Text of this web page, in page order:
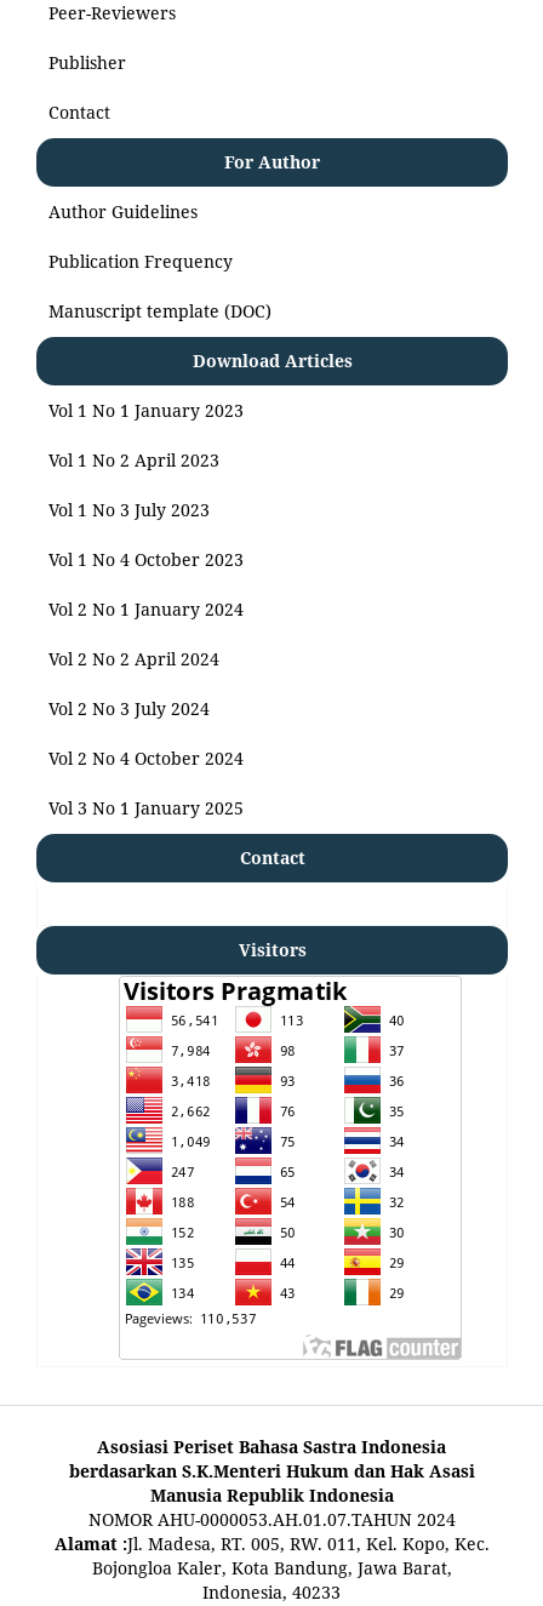
Peer-Reviewers
Publisher
Contact
For Author
Author Guidelines
Publication Frequency
Manuscript template (DOC)
Download Articles
Vol 1 No 1 January 2023
Vol 1 No 2 April 2023
Vol 1 No 3 July 2023
Vol 1 No 4 October 2023
Vol 2 No 1 January 2024
Vol 2 No 2 April 2024
Vol 2 No 3 July 2024
Vol 2 No 4 October 2024
Vol 3 No 1 January 2025
Contact
Visitors
Asosiasi Periset Bahasa Sastra Indonesia
berdasarkan S.K.Menteri Hukum dan Hak Asasi
Manusia Republik Indonesia
NOMOR AHU-0000053.AH.01.07.TAHUN 2024
Alamat :Jl. Madesa, RT. 005, RW. 011, Kel. Kopo, Kec.
Bojongloa Kaler, Kota Bandung, Jawa Barat,
Indonesia, 40233